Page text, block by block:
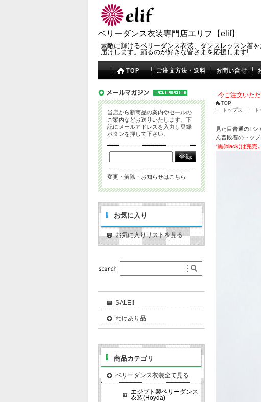
ベリーダンス衣装専門店エリフ【elif】
素敵に輝けるベリーダンス衣装、ダンスレッスン着を
届けします。踊るのが好きな皆さまを応援します!
TOP ご注文方法・送料 お問い合せ
今ご注文いた
TOP
トップス
見た目普通のTシ
ん普段着のトッ
*黒(black)は完売
当店から新商品の案内やセールの
ご案内などお送りいたします。下
記にメールアドレスを入力し登録
ボタンを押して下さい。
変更・解除・お知らせはこちら
お気に入り
お気に入りリストを見る
SALE!!
わけあり品
商品カテゴリ
ベリーダンス衣装全て見る
エジプト製ベリーダンス
衣装(Hoyda)